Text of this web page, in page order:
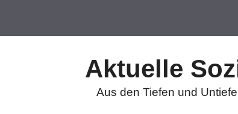
Aktuelle
Aus den Tiefen und